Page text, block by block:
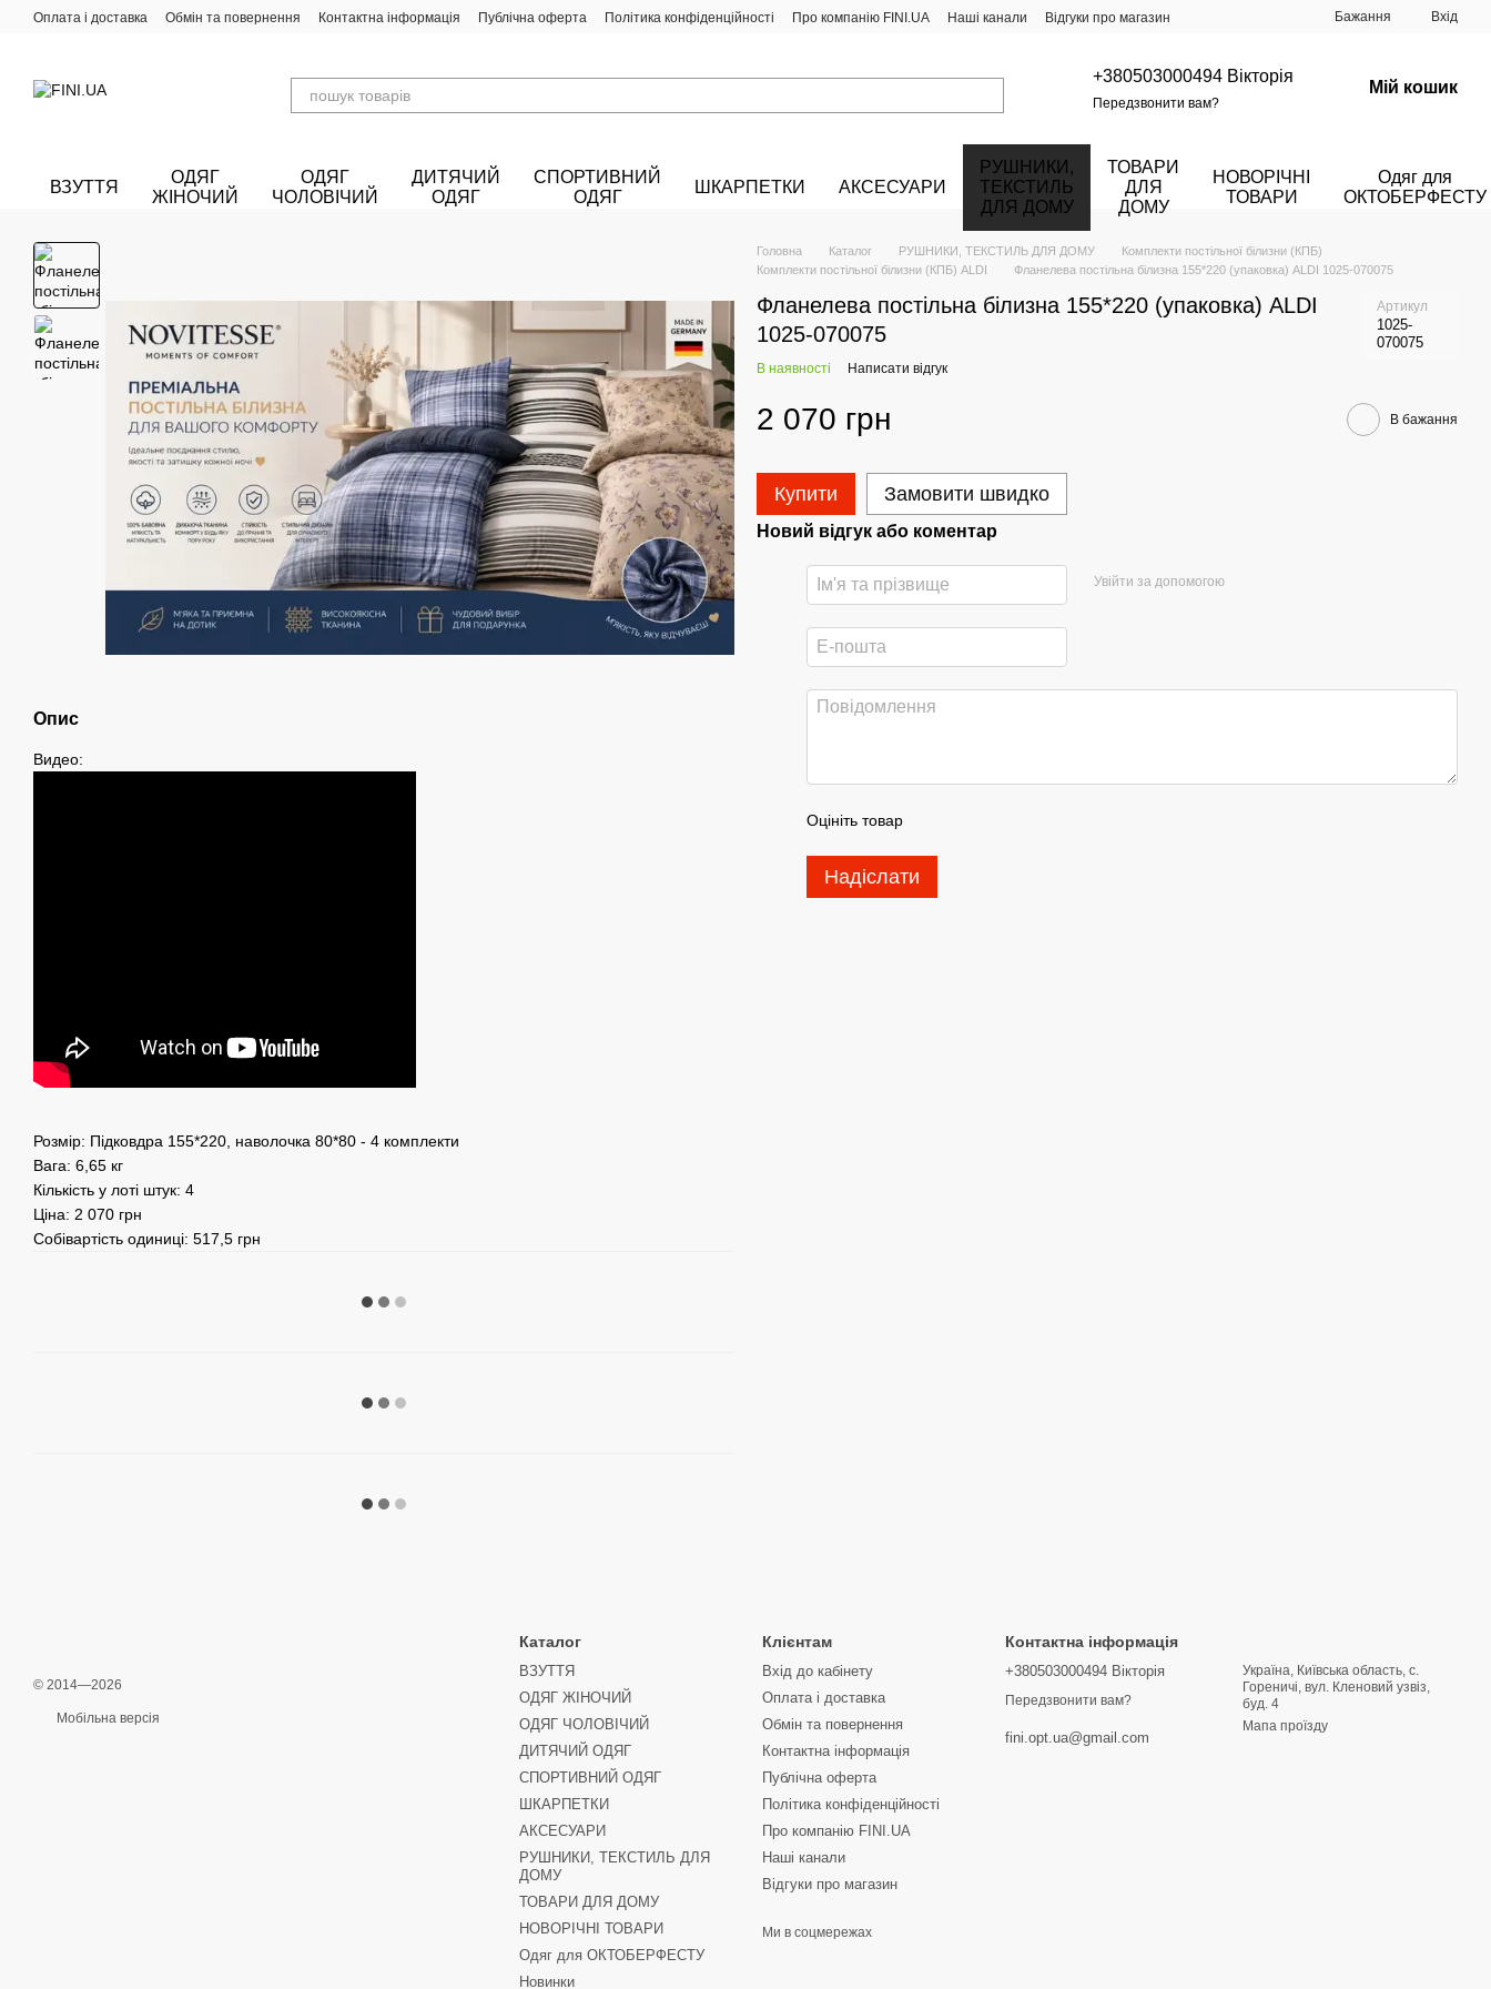
Перейти до основного контенту
Оплата і доставка Обмін та повернення Контактна інформація Публічна оферта Політика конфіденційності Про компанію FINI.UA Наші канали Відгуки про магазин Бажання Вхід
+380503000494 Вікторія
Передзвонити вам?
Мій кошик
ВЗУТТЯ
ОДЯГ
ЖІНОЧИЙ
ОДЯГ
ЧОЛОВІЧИЙ
ДИТЯЧИЙ
ОДЯГ
СПОРТИВНИЙ
ОДЯГ
ШКАРПЕТКИ АКСЕСУАРИ
РУШНИКИ,
ТЕКСТИЛЬ
ДЛЯ ДОМУ
ТОВАРИ
ДЛЯ
ДОМУ
НОВОРІЧНІ
ТОВАРИ
Одяг для
ОКТОБЕРФЕСТУ
Опис
Видео:
Розмір: Підковдра 155*220, наволочка 80*80 - 4 комплекти
Вага: 6,65 кг
Кількість у лоті штук: 4
Ціна: 2 070 грн
Собівартість одиниці: 517,5 грн
Головна Каталог РУШНИКИ, ТЕКСТИЛЬ ДЛЯ ДОМУ
Комплекти постільної білизни (КПБ)
Комплекти постільної білизни (КПБ) ALDI
Фланелева постільна білизна 155*220 (упаковка) ALDI 1025-070075
Фланелева постільна білизна 155*220 (упаковка) ALDI
1025-070075
Артикул
1025-
070075
В наявності Написати відгук
2 070 грн В бажання
Купити Замовити швидко
Новий відгук або коментар
Увійти за допомогою
Оцініть товар
Надіслати
© 2014—2026
Мобільна версія
Каталог
ВЗУТТЯ
ОДЯГ ЖІНОЧИЙ
ОДЯГ ЧОЛОВІЧИЙ
ДИТЯЧИЙ ОДЯГ
СПОРТИВНИЙ ОДЯГ
ШКАРПЕТКИ
АКСЕСУАРИ
РУШНИКИ, ТЕКСТИЛЬ ДЛЯ
ДОМУ
ТОВАРИ ДЛЯ ДОМУ
НОВОРІЧНІ ТОВАРИ
Одяг для ОКТОБЕРФЕСТУ
Новинки
Клієнтам
Вхід до кабінету
Оплата і доставка
Обмін та повернення
Контактна інформація
Публічна оферта
Політика конфіденційності
Про компанію FINI.UA
Наші канали
Відгуки про магазин
Ми в соцмережах
Контактна інформація
+380503000494 Вікторія
Передзвонити вам?
fini.opt.ua@gmail.com
Україна, Київська область, с.
Гореничі, вул. Кленовий узвіз,
буд. 4
Мапа проїзду